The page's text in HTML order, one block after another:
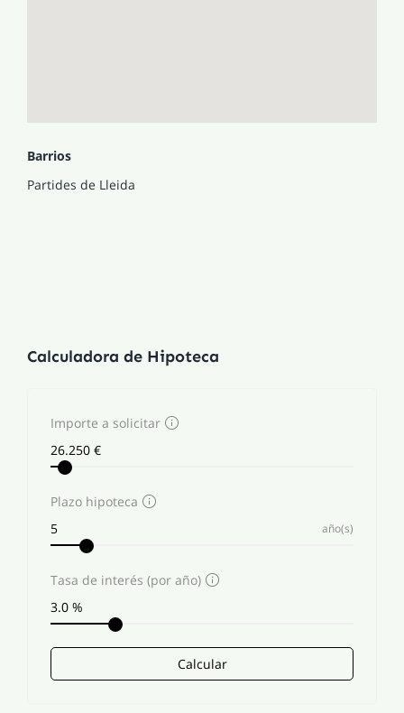
Barrios
Partides de Lleida
Calculadora de Hipoteca
Importe a solicitar
Plazo hipoteca
año(s)
Tasa de interés (por año)
Calcular